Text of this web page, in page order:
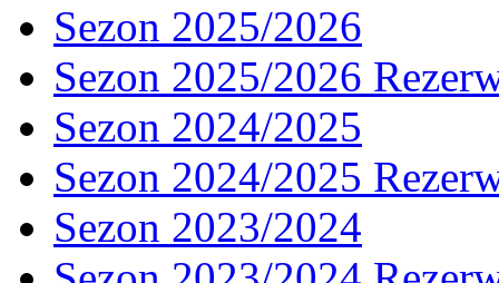
Sezon 2025/2026
Sezon 2025/2026
Sezon 2024/2025
Sezon 2024/2025
Sezon 2023/2024